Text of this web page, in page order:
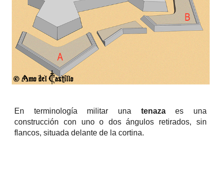
En terminología militar una tenazaes una
construcción con uno o dos ángulos retirados, sin
flancos, situada delante de la cortina.